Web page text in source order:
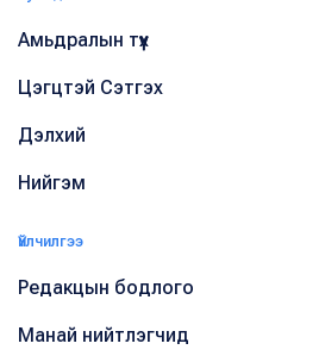
Амьдралын түүх
Цэгцтэй Сэтгэх
Дэлхий
Нийгэм
Үйлчилгээ
Редакцын бодлого
Манай нийтлэгчид